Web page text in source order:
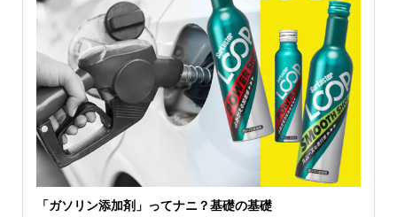
「ガソリン添加剤」ってナニ？基礎の基礎